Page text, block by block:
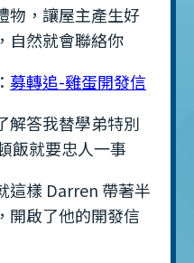
物，讓屋主產生好
自然就會聯絡你
募轉追-雞蛋開發信
解答我替學弟特別
飯就要忠人一事
這樣 Darren 帶著半
開啟了他的開發信